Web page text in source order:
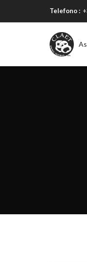
Telefono :